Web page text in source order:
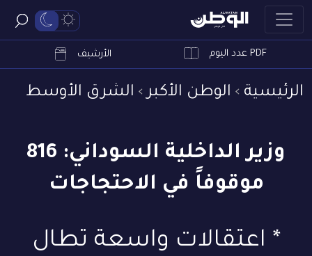
PDF عدد اليوم الأرشيف
الرئيسية الوطن الأكبر الشرق الأوسط
وزير الداخلية السوداني: 816
موقوفاً في الاحتجاجات
* اعتقالات واسعة تطال